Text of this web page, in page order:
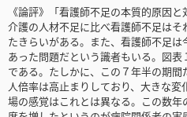
《論評》「看護師不足の本質的原因
介護の人材不足に比べ看護師不足は
たきらいがある。また、看護師不足
あった問題だという識者もいる。図
である。たしかに、この７年半の期
人倍率は高止まりしており、大きな
場の感覚はこれとは異なる。この数